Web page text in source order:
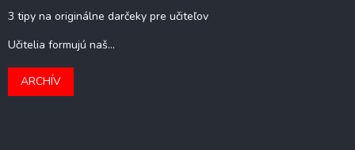
3 tipy na originálne darčeky pre učiteľov
Učitelia formujú naš...
ARCHÍV